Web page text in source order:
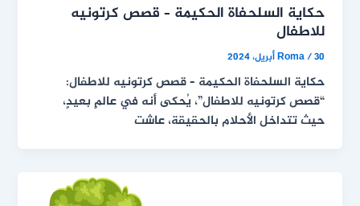
حكاية السلحفاة الحكيمة – قصص كرتونيه
للاطفال
Roma/30 أبريل، 2024
حكاية السلحفاة الحكيمة – قصص كرتونيه للاطفال:
“قصص كرتونيه للاطفال”، يُحكى أنه في عالمٍ بعيدٍ،
حيث تتداخل الأحلام بالحقيقة، عاشت